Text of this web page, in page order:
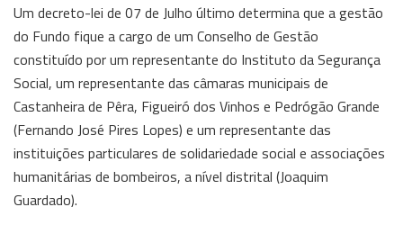
Um decreto-lei de 07 de Julho último determina que a gestão
do Fundo fique a cargo de um Conselho de Gestão
constituído por um representante do Instituto da Segurança
Social, um representante das câmaras municipais de
Castanheira de Pêra, Figueiró dos Vinhos e Pedrógão Grande
(Fernando José Pires Lopes) e um representante das
instituições particulares de solidariedade social e associações
humanitárias de bombeiros, a nível distrital (Joaquim
Guardado).